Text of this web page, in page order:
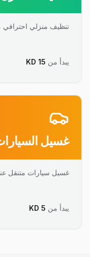
تنظيف منزلي احترافي
يبدأ من KD 15
غسيل
غسيل سيارات متنقل
يبدأ من KD 5